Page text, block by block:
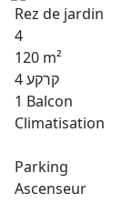
Rez de jardin
4
120 m²
קרקע 4
1 Balcon
Climatisation
Parking
Ascenseur